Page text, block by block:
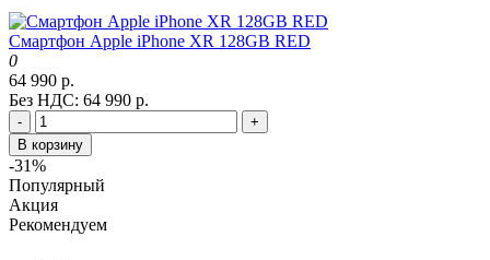
Смартфон Apple iPhone XR 128GB RED
0
64 990 р.
Без НДС: 64 990 р.
-
+
В корзину
-31%
Популярный
Акция
Рекомендуем